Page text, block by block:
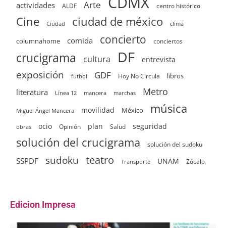
actividades ALDF Arte centro histórico
Cine Ciudad ciudad de méxico clima
columnahome comida concierto conciertos
crucigrama cultura DF entrevista
exposición futbol GDF Hoy No Circula libros
literatura Línea 12 mancera marchas Metro
Miguel Ángel Mancera movilidad México música
obras ocio Opinión plan Salud seguridad
solución del crucigrama solución del sudoku
SSPDF sudoku teatro Transporte UNAM Zócalo
Edicion Impresa